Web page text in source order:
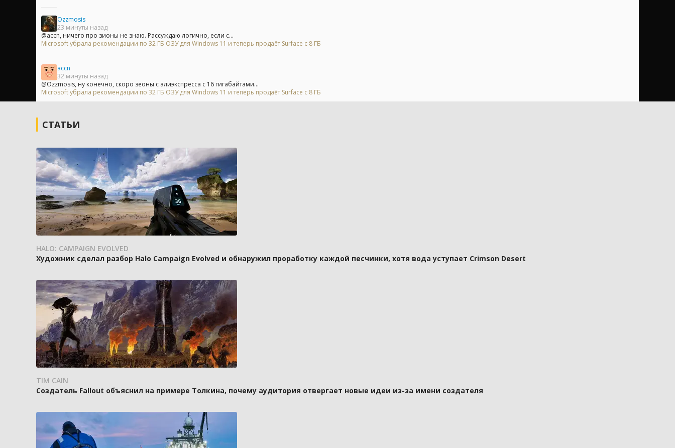
Ozzmosis
23 минуты назад
@accn, ничего про зионы не знаю. Рассуждаю логично, если с...
Microsoft убрала рекомендации по 32 ГБ ОЗУ для Windows 11 и теперь продаёт Surface с 8 ГБ
accn
32 минуты назад
@Ozzmosis, ну конечно, скоро зеоны с алиэкспресса с 16 гигабайтами...
Microsoft убрала рекомендации по 32 ГБ ОЗУ для Windows 11 и теперь продаёт Surface с 8 ГБ
СТАТЬИ
HALO: CAMPAIGN EVOLVED
Художник сделал разбор Halo Campaign Evolved и обнаружил проработку каждой песчинки, хотя вода уступает Crimson Desert
TIM CAIN
Создатель Fallout объяснил на примере Толкина, почему аудитория отвергает новые идеи из-за имени создателя